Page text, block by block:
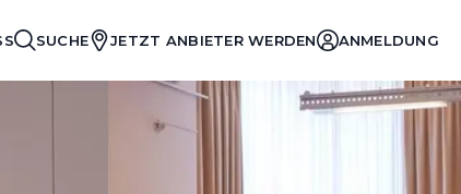
SUCHE JETZT ANBIETER WERDEN ANMELDUNG